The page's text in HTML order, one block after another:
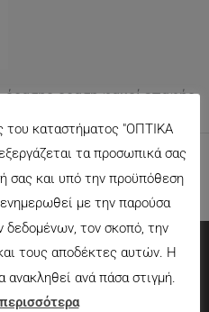
όρασης οραση φακοί επαφής
του καταστήματος "ΟΠΤΙΚΑ
τα προσωπικά σας
σας και υπό την προϋπόθεση
με την παρούσα
δεδομένων, τον σκοπό, την
τους αποδέκτες αυτών. Η
ανακληθεί ανά πάσα στιγμή.